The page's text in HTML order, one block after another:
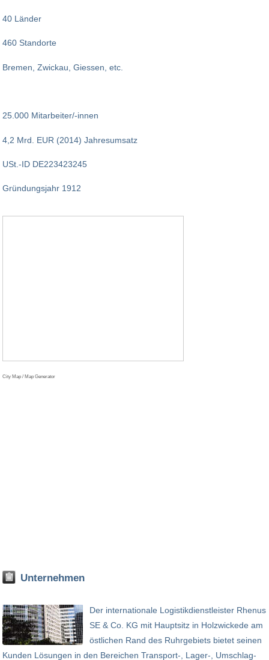
40 Länder
460 Standorte
Bremen, Zwickau, Giessen, etc.
25.000 Mitarbeiter/-innen
4,2 Mrd. EUR (2014) Jahresumsatz
USt.-ID DE223423245
Gründungsjahr 1912
City Map / Map Generator
Unternehmen
Der internationale Logistikdienstleister Rhenus
SE & Co. KG mit Hauptsitz in Holzwickede am
östlichen Rand des Ruhrgebiets bietet seinen
Kunden Lösungen in den Bereichen Transport-, Lager-, Umschlag-